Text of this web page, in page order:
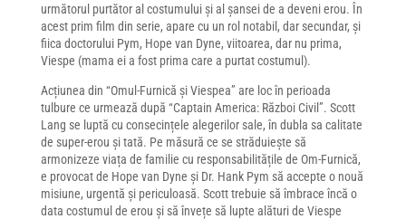
următorul purtător al costumului și al șansei de a deveni erou. În
acest prim film din serie, apare cu un rol notabil, dar secundar, și
fiica doctorului Pym, Hope van Dyne, viitoarea, dar nu prima,
Viespe (mama ei a fost prima care a purtat costumul).
Acțiunea din “Omul-Furnică și Viespea” are loc în perioada
tulbure ce urmează după “Captain America: Război Civil”. Scott
Lang se luptă cu consecințele alegerilor sale, în dubla sa calitate
de super-erou și tată. Pe măsură ce se străduiește să
armonizeze viața de familie cu responsabilitățile de Om-Furnică,
e provocat de Hope van Dyne și Dr. Hank Pym să accepte o nouă
misiune, urgentă și periculoasă. Scott trebuie să îmbrace încă o
data costumul de erou și să învețe să lupte alături de Viespe